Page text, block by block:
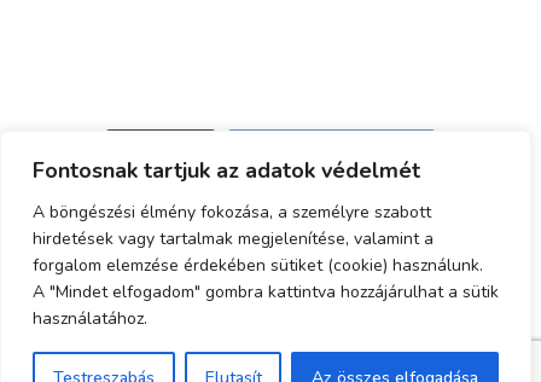
Fontosnak tartjuk az adatok védelmét
A böngészési élmény fokozása, a személyre szabott
hirdetések vagy tartalmak megjelenítése, valamint a
forgalom elemzése érdekében sütiket (cookie) használunk.
A "Mindet elfogadom" gombra kattintva hozzájárulhat a sütik
használatához.
Adatkezelési tájékoztató
ÁSZF
Simplepay fizetési tájékoztató
© 2023-2025 Minden jog fenntartva.